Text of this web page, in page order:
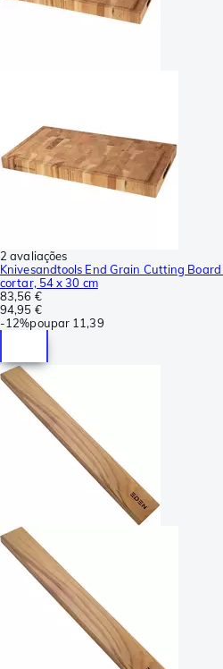
2 avaliações
Knivesandtools End Grain Cutting
cortar, 54 x 30 cm
83,56 €
94,95 €
-12%poupar 11,39